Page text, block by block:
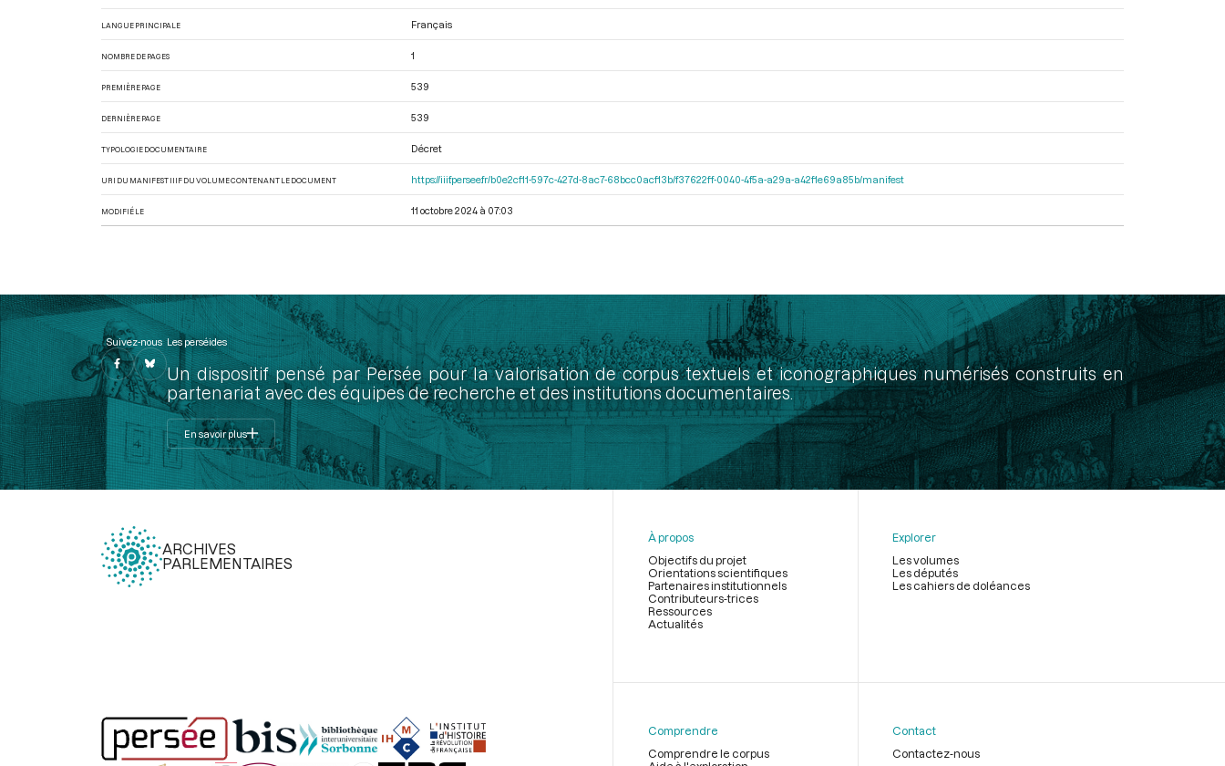
LANGUE PRINCIPALE Français
NOMBRE DE PAGES 1
PREMIÈRE PAGE 539
DERNIÈRE PAGE 539
TYPOLOGIE DOCUMENTAIRE Décret
URI DU MANIFEST IIIF DU VOLUME CONTENANT LE DOCUMENT https://iiif.persee.fr/b0e2cf11-597c-427d-8ac7-68bcc0acf13b/f37622ff-0040-4f5a-a29a-a42f1e69a85b/manifest
MODIFIÉ LE 11 octobre 2024 à 07:03
Suivez-nous Les perséides
Un dispositif pensé par Persée pour la valorisation de corpus textuels et iconographiques numérisés construits en
partenariat avec des équipes de recherche et des institutions documentaires.
En savoir plus
ARCHIVES
PARLEMENTAIRES
page
À propos
Objectifs du projet
Orientations scientifiques
Partenaires institutionnels
Contributeurs-trices
Ressources
Actualités
Explorer
Les volumes
Les députés
Les cahiers de doléances
Comprendre
Comprendre le corpus
Contact
Contactez-nous